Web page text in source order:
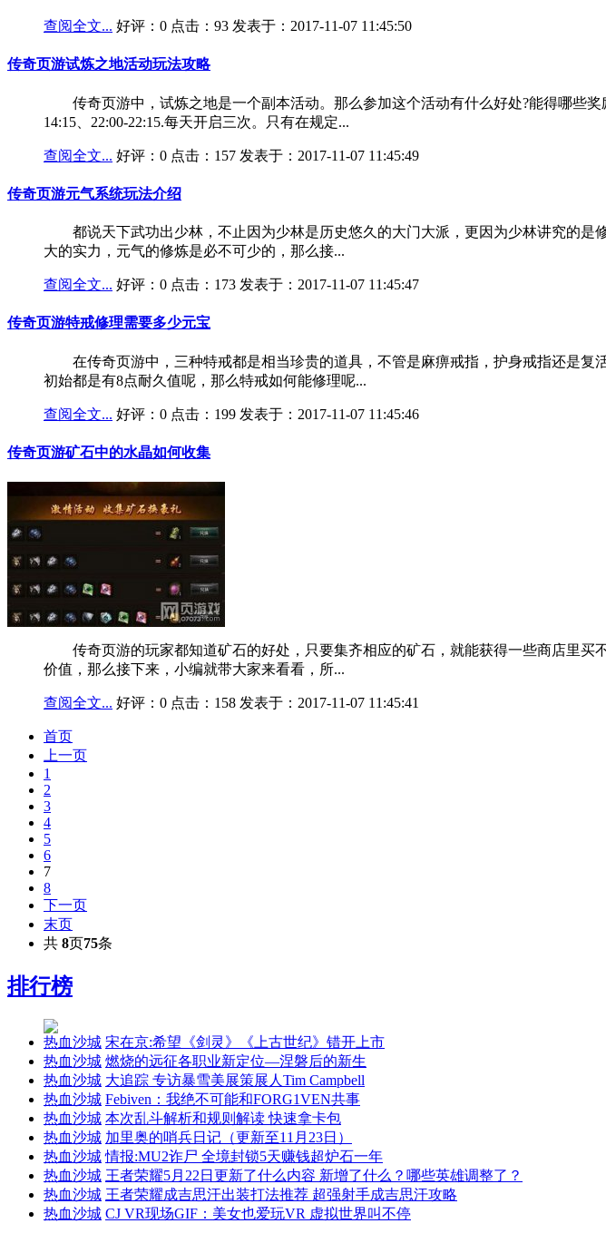
查阅全文... 好评：0 点击：93 发表于：2017-11-07 11:45:50
传奇页游试炼之地活动玩法攻略
传奇页游中，试炼之地是一个副本活动。那么参加这个活动有什么好处?能得哪些奖
14:15、22:00-22:15.每天开启三次。只有在规定...
查阅全文... 好评：0 点击：157 发表于：2017-11-07 11:45:49
传奇页游元气系统玩法介绍
都说天下武功出少林，不止因为少林是历史悠久的大门大派，更因为少林讲究的是
大的实力，元气的修炼是必不可少的，那么接...
查阅全文... 好评：0 点击：173 发表于：2017-11-07 11:45:47
传奇页游特戒修理需要多少元宝
在传奇页游中，三种特戒都是相当珍贵的道具，不管是麻痹戒指，护身戒指还是复
初始都是有8点耐久值呢，那么特戒如何能修理呢...
查阅全文... 好评：0 点击：199 发表于：2017-11-07 11:45:46
传奇页游矿石中的水晶如何收集
传奇页游的玩家都知道矿石的好处，只要集齐相应的矿石，就能获得一些商店里买
价值，那么接下来，小编就带大家来看看，所...
查阅全文... 好评：0 点击：158 发表于：2017-11-07 11:45:41
首页
上一页
1
2
3
4
5
6
7
8
下一页
末页
共 8页75条
排行榜
热血沙城 宋在京:希望《剑灵》《上古世纪》错开上市
热血沙城 燃烧的远征各职业新定位—涅磐后的新生
热血沙城 大追踪 专访暴雪美展策展人Tim Campbell
热血沙城 Febiven：我绝不可能和FORG1VEN共事
热血沙城 本次乱斗解析和规则解读 快速拿卡包
热血沙城 加里奥的哨兵日记（更新至11月23日）
热血沙城 情报:MU2诈尸 全境封锁5天赚钱超炉石一年
热血沙城 王者荣耀5月22日更新了什么内容 新增了什么？哪些英雄调整了？
热血沙城 王者荣耀成吉思汗出装打法推荐 超强射手成吉思汗攻略
热血沙城 CJ VR现场GIF：美女也爱玩VR 虚拟世界叫不停